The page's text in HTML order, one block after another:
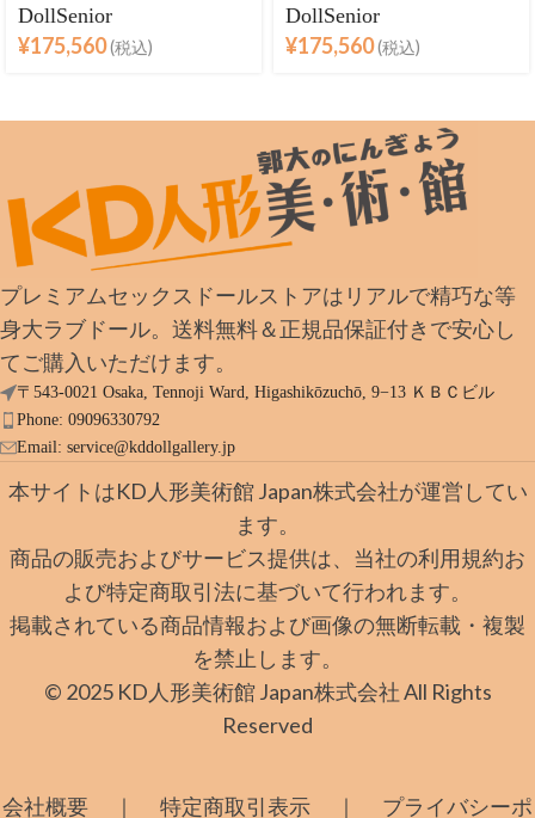
ブドール巨乳
DollSenior
¥175,560(税込)
ドール巨乳
DollSenior
¥175,560(税込)
プレミアムセックスドールストアはリアルで精巧な等
身大ラブドール。送料無料＆正規品保証付きで安心し
てご購入いただけます。
〒543-0021 Osaka, Tennoji Ward, Higashikōzuchō, 9−13 ＫＢＣビル
Phone: 09096330792
Email: service@kddollgallery.jp
本サイトはKD人形美術館 Japan株式会社が運営してい
ます。
商品の販売およびサービス提供は、当社の利用規約お
よび特定商取引法に基づいて行われます。
掲載されている商品情報および画像の無断転載・複製
を禁止します。
© 2025 KD人形美術館 Japan株式会社 All Rights
Reserved
会社概要 ｜ 特定商取引表示 ｜ プライバシーポ